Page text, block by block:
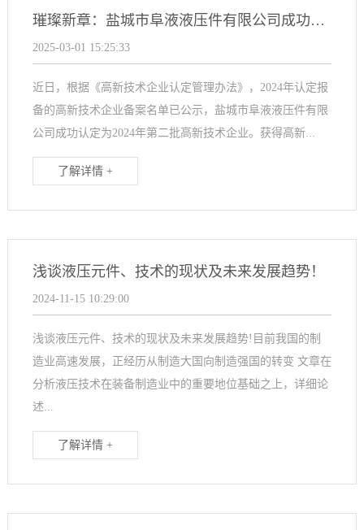
璀璨新章：盐城市阜液液压件有限公司成功入选2024年认定的高新技术企业名单
2025-03-01 15:25:33
近日，根据《高新技术企业认定管理办法》，2024年认定报
备的高新技术企业备案名单已公示，盐城市阜液液压件有限
公司成功认定为2024年第二批高新技术企业。获得高新...
了解详情 +
浅谈液压元件、技术的现状及未来发展趋势！
2024-11-15 10:29:00
浅谈液压元件、技术的现状及未来发展趋势!目前我国的制
造业高速发展，正经历从制造大国向制造强国的转变 文章在
分析液压技术在装备制造业中的重要地位基础之上，详细论
述...
了解详情 +